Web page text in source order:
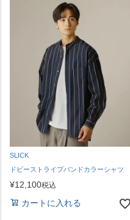
SLICK
ドビーストライプバンドカラーシャツ
¥12,100税込
カートに入れる